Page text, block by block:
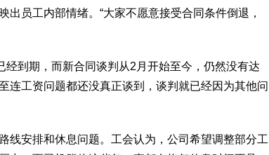
员工内部情绪。“大家不愿意接受合同条件倒退，
到期，而新合同谈判从2月开始至今，仍然没有达
连工资问题都还没真正谈到，谈判就已经因为其他问
线安排和休息问题。工会认为，公司希望调整部分工